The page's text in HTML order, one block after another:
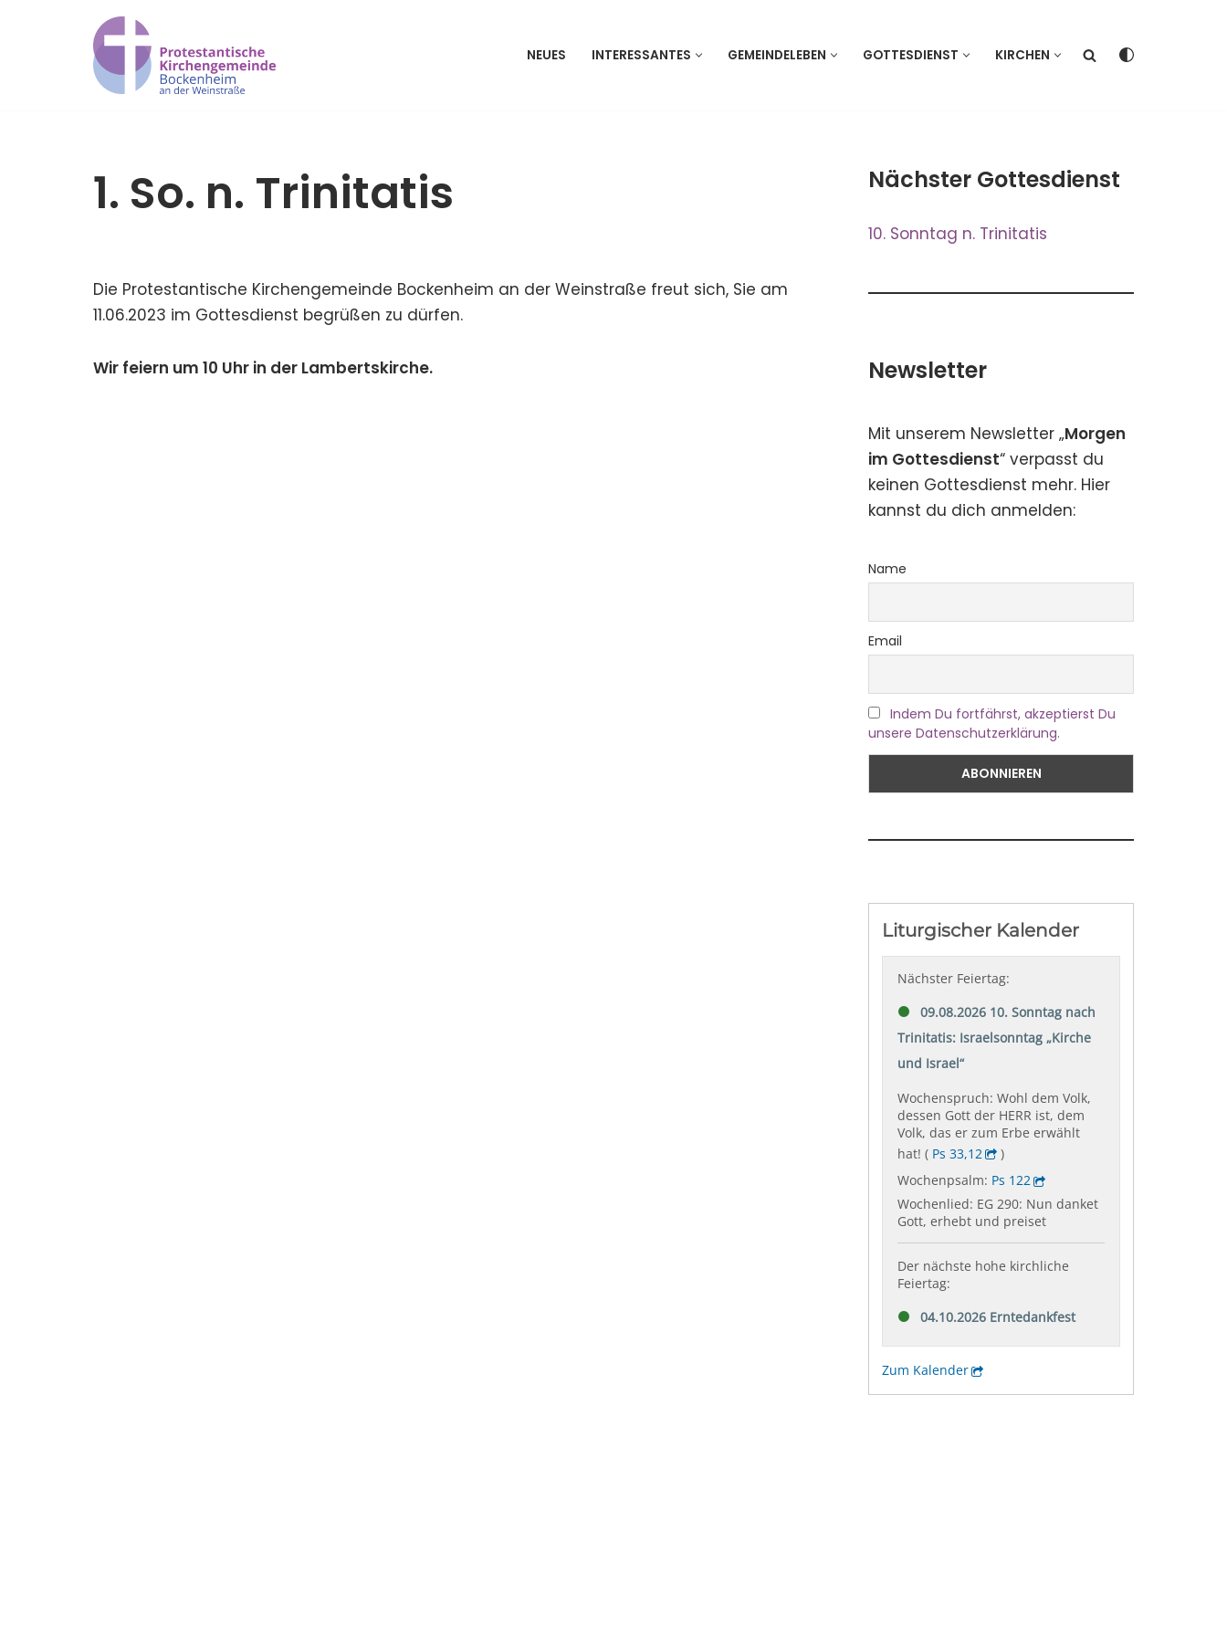
NEUES INTERESSANTES GEMEINDELEBEN GOTTESDIENST KIRCHEN
1. So. n. Trinitatis
Die Protestantische Kirchengemeinde Bockenheim an der Weinstraße freut sich, Sie am
11.06.2023 im Gottesdienst begrüßen zu dürfen.
Wir feiern um 10 Uhr in der Lambertskirche.
Nächster Gottesdienst
10. Sonntag n. Trinitatis
Newsletter
Mit unserem Newsletter „Morgen
im Gottesdienst“ verpasst du
keinen Gottesdienst mehr. Hier
kannst du dich anmelden:
Name
Email
Indem Du fortfährst, akzeptierst Du
unsere Datenschutzerklärung.